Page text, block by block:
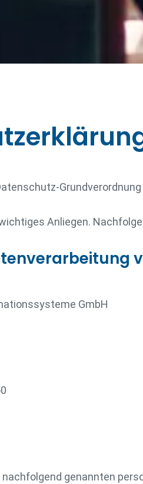
Grundverordnung
Anliegen.
GmbH
genannten